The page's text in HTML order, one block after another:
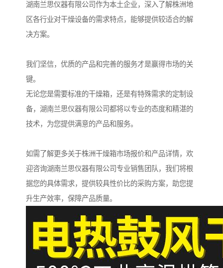
湖南兰思仪器有限公司作为本土企业，深入了解株洲地
区各行业对干燥设备的需求特点，能够提供较适合的解
决方案。
我们坚信，优质的产品和完善的服务才是赢得市场的关
键。
无论您是需要标准的干燥箱，还是有特殊需求的定制设
备，湖南兰思仪器有限公司都将以专业的态度和精湛的
技术，为您提供满意的产品和服务。
如需了解更多关于株洲干燥箱市场报价和产品详情，欢
迎咨询湖南兰思仪器有限公司专业销售团队，我们将根
据您的具体需求，提供较具性价比的采购方案，助您提
升生产效率，保障产品质量。